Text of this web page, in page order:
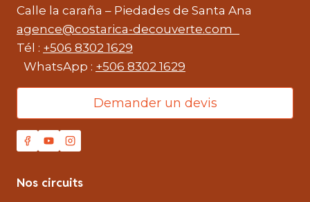
Calle la caraña – Piedades de Santa Ana
agence@costarica-decouverte.com
Tél : +506 8302 1629
WhatsApp : +506 8302 1629
Demander un devis
Nos circuits